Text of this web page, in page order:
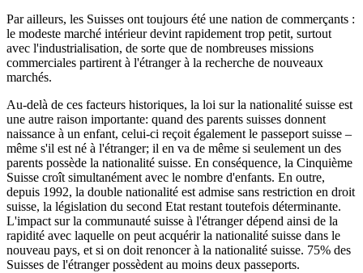
Par ailleurs, les Suisses ont toujours été une nation de commerçants :
le modeste marché intérieur devint rapidement trop petit, surtout
avec l'industrialisation, de sorte que de nombreuses missions
commerciales partirent à l'étranger à la recherche de nouveaux
marchés.
Au-delà de ces facteurs historiques, la loi sur la nationalité suisse est
une autre raison importante: quand des parents suisses donnent
naissance à un enfant, celui-ci reçoit également le passeport suisse –
même s'il est né à l'étranger; il en va de même si seulement un des
parents possède la nationalité suisse. En conséquence, la Cinquième
Suisse croît simultanément avec le nombre d'enfants. En outre,
depuis 1992, la double nationalité est admise sans restriction en droit
suisse, la législation du second Etat restant toutefois déterminante.
L'impact sur la communauté suisse à l'étranger dépend ainsi de la
rapidité avec laquelle on peut acquérir la nationalité suisse dans le
nouveau pays, et si on doit renoncer à la nationalité suisse. 75% des
Suisses de l'étranger possèdent au moins deux passeports.